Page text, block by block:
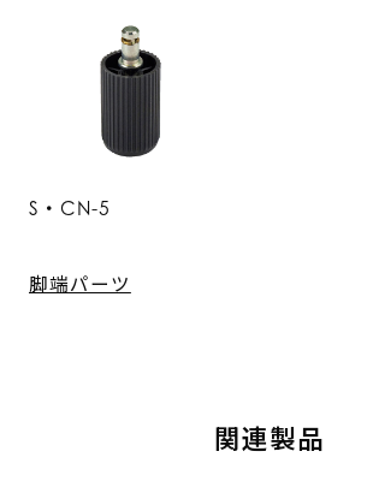
S・CN-5
脚端パーツ
関連製品